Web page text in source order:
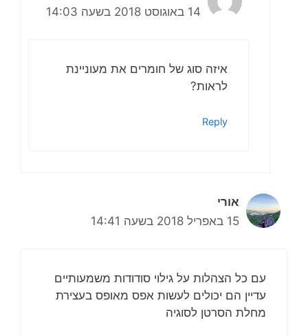
14 באוגוסט 2018 בשעה 14:03
איזה סוג של חומרים את מעוניינת
לראות?
Reply
אורי
15 באפריל 2018 בשעה 14:41
עם כל הצהלות על גילוי סודודות משמעותיים
עדיין הם יכולים לעשות אפס מאופס בעצירת
מחלת הסרטן לסוגיה